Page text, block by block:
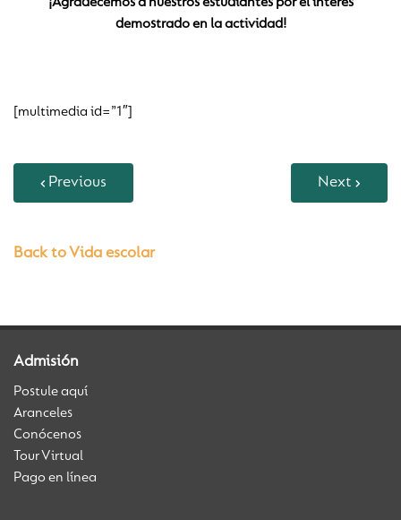
demostrado en la actividad!
[multimedia id=”1″]
Previous Next
Back to Vida escolar
Admisión
Postule aquí
Aranceles
Conócenos
Tour Virtual
Pago en línea